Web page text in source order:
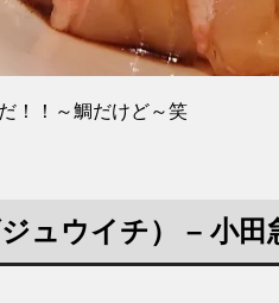
！！～鯛だけど～笑
ュウイチ） – 小